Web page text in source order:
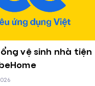
vệ sinh nhà tiện